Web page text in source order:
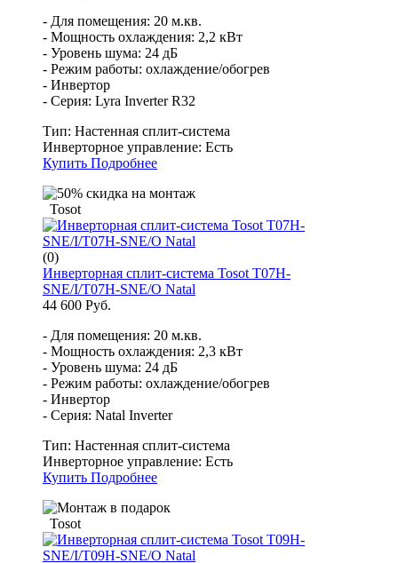
- Для помещения: 20 м.кв.
- Мощность охлаждения: 2,2 кВт
- Уровень шума: 24 дБ
- Режим работы: охлаждение/обогрев
- Инвертор
- Серия: Lyra Inverter R32
Тип: Настенная сплит-система
Инверторное управление: Есть
Купить Подробнее
Tosot
(0)
Инверторная сплит-система Tosot T07H-
SNE/I/T07H-SNE/O Natal
44 600 Руб.
- Для помещения: 20 м.кв.
- Мощность охлаждения: 2,3 кВт
- Уровень шума: 24 дБ
- Режим работы: охлаждение/обогрев
- Инвертор
- Серия: Natal Inverter
Тип: Настенная сплит-система
Инверторное управление: Есть
Купить Подробнее
Tosot